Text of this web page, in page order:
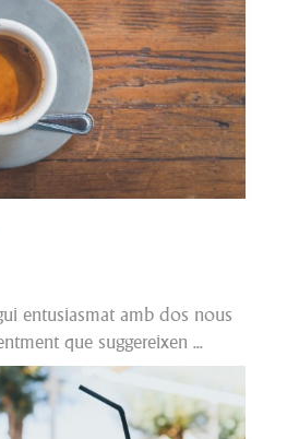
entusiasmat amb dos nous
que suggereixen ...